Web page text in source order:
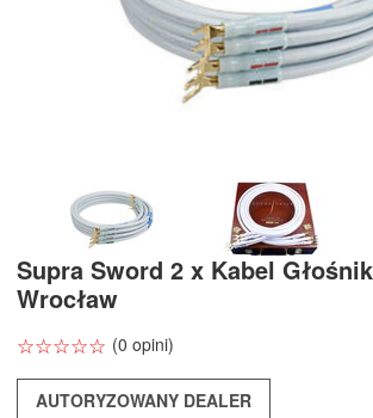
Supra Sword 2 x Kabel
Wrocław
☆☆☆☆☆
★★★★★ (0 opini)
AUTORYZOWANY DEALER